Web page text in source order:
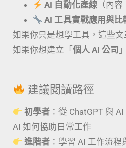
AI 自動化產線 （內
AI 工具實戰應用與比
如果你只是想學工具，這些
如果你想建立「 個人 AI 公司
建議閱讀路徑
初學者 ：從 ChatGPT 與
AI 如何協助日常工作
進階者 ：學習 AI 工作流